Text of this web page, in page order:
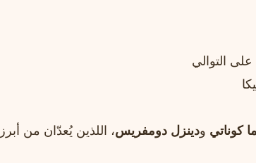
التوالي
كوناتي ودينزل دومفريس، اللذين يُعدّان من أبرز